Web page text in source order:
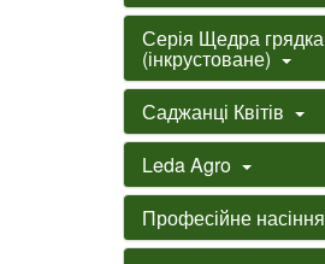
Серія Щедра грядка
(інкрустоване)
Саджанці Квітів
Leda Agro
Професійне насіння